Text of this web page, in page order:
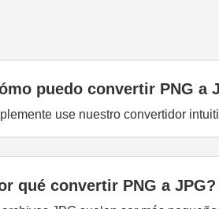
puedo convertir PNG a
use nuestro convertidor
qué convertir PNG a JPG?